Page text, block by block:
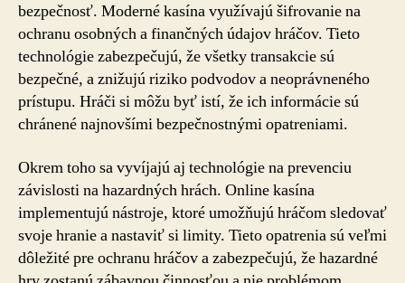
bezpečnosť. Moderné kasína využívajú šifrovanie na
ochranu osobných a finančných údajov hráčov. Tieto
technológie zabezpečujú, že všetky transakcie sú
bezpečné, a znižujú riziko podvodov a neoprávneného
prístupu. Hráči si môžu byť istí, že ich informácie sú
chránené najnovšími bezpečnostnými opatreniami.
Okrem toho sa vyvíjajú aj technológie na prevenciu
závislosti na hazardných hrách. Online kasína
implementujú nástroje, ktoré umožňujú hráčom sledovať
svoje hranie a nastaviť si limity. Tieto opatrenia sú veľmi
dôležité pre ochranu hráčov a zabezpečujú, že hazardné